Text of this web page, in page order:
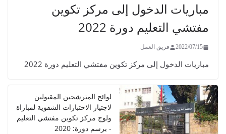
مباريات الدخول إلى مركز تكوين
مفتشي التعليم دورة 2022
2022/07/15 فريق العمل
مباريات الدخول إلى مركز تكوين مفتشي التعليم دورة 2022
لوائح المترشحين المقبولين
لاجتياز الاختبارات الشفوية لمباراة
ولوج مركز تكوين مفتشي التعليم
- برسم دورة: 2020